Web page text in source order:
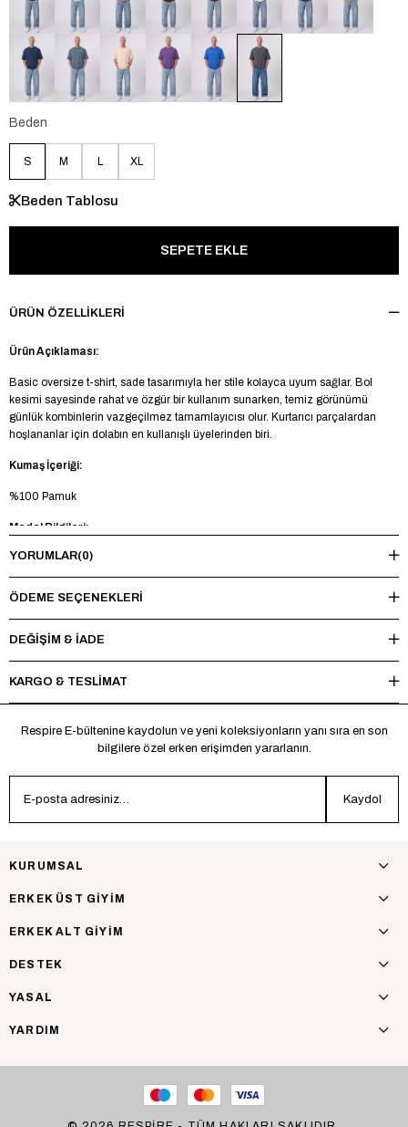
Beden
S M L XL
Beden Tablosu
ÜRÜN ÖZELLIKLERI
Ürün Açıklaması:
Basic oversize t-shirt, sade tasarımıyla her stile kolayca uyum sağlar. Bol
kesimi sayesinde rahat ve özgür bir kullanım sunarken, temiz görünümü
günlük kombinlerin vazgeçilmez tamamlayıcısı olur. Kurtarıcı parçalardan
hoşlananlar için dolabın en kullanışlı üyelerinden biri.
Kumaş İçeriği:
%100 Pamuk
Model Bilgileri:
Boy 188 cm - Kilo 85 kg - Manken üzerinde L beden mevcuttur.
Yıkama Talimatı:
Maksimum 30°C’de tersten yıkayınız, ağartıcı ve kurutucu kullanmayınız.
Ütüleme sırasında baskı ve nakışlı bölgelere doğrudan ısı uygulamaktan
*Made in Türkiye
YORUMLAR(0)
ÖDEME SEÇENEKLERI
DEĞİŞİM & İADE
KARGO & TESLİMAT
Respire E-bültenine kaydolun ve yeni koleksiyonların yanı sıra en son
bilgilere özel erken erişimden yararlanın.
Kaydol
KURUMSAL
ERKEK ÜST GİYİM
ERKEK ALT GİYİM
DESTEK
YASAL
YARDIM